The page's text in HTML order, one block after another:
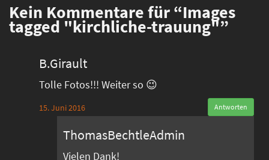
Kein Kommentare für “Images
tagged "kirchliche-trauung"”
B.Girault
Tolle Fotos!!! Weiter so 😉
15. Juni 2016 Antworten
ThomasBechtleAdmin
Vielen Dank!